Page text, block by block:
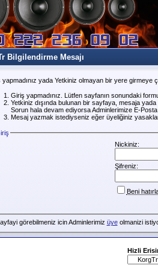
Bilgilendirme Mesajı
yapmadınız yada Yetkiniz olmayan bir yere girmeye
Giriş yapmadınız. Lütfen sayfanın sonundaki
Yetkiniz dışında bulunan bir sayfaya, mesaja
Sorun hala devam ediyorsa Adminlerimize E-
Mesaj yazmak istediyseniz eğer üyeliğiniz
Nickiniz:
Şifreniz:
Beni
görebilmeniz icin Adminlerimiz üyeolmanizi
Hizli